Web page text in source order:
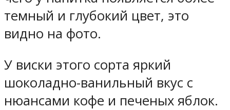
темный и глубокий цвет, это
видно на фото.
У виски этого сорта яркий
шоколадно-ванильный вкус с
нюансами кофе и печеных яблок.